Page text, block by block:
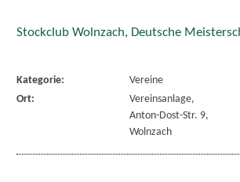
Stockclub Wolnzach, Deutsche
Kategorie:
Vereine
Ort:
Vereinsanlage,
Anton-Dost-Str. 9,
Wolnzach